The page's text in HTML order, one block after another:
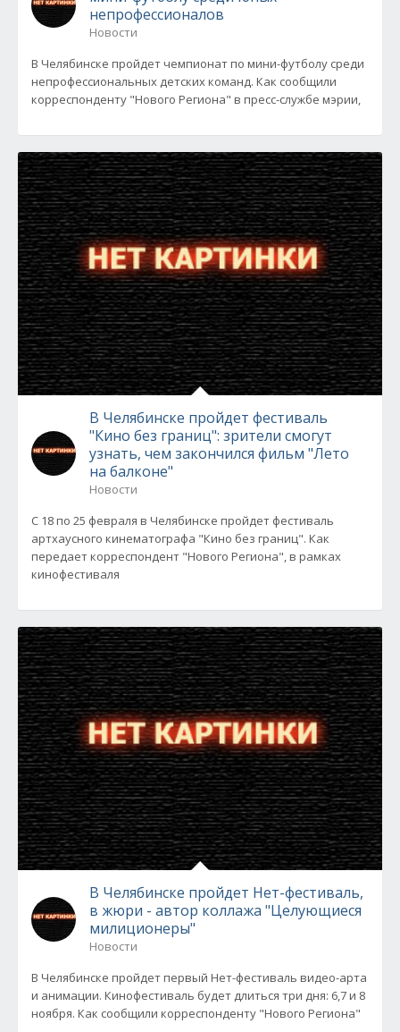
непрофессионалов
Новости
В Челябинске пройдет чемпионат по мини-футболу среди
непрофессиональных детских команд. Как сообщили
корреспонденту "Нового Региона" в пресс-службе мэрии,
В Челябинске пройдет фестиваль
"Кино без границ": зрители смогут
узнать, чем закончился фильм "Лето
на балконе"
Новости
С 18 по 25 февраля в Челябинске пройдет фестиваль
артхаусного кинематографа "Кино без границ". Как
передает корреспондент "Нового Региона", в рамках
кинофестиваля
В Челябинске пройдет Нет-фестиваль,
в жюри - автор коллажа "Целующиеся
милиционеры"
Новости
В Челябинске пройдет первый Нет-фестиваль видео-арта
и анимации. Кинофестиваль будет длиться три дня: 6,7 и 8
ноября. Как сообщили корреспонденту "Нового Региона"